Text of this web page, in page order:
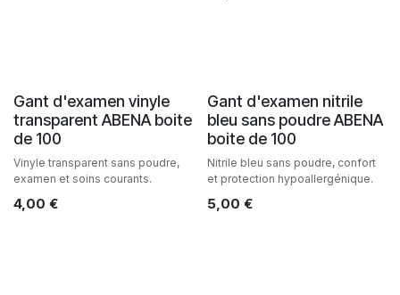
Gant d'examen vinyle
transparent ABENA boite
de 100
Vinyle transparent sans poudre,
examen et soins courants.
4,00 €
Gant d'examen nitrile
bleu sans poudre ABENA
boite de 100
Nitrile bleu sans poudre, confort
et protection hypoallergénique.
5,00 €